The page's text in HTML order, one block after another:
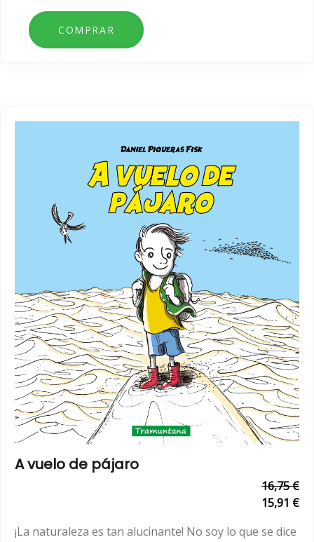
A vuelo de pájaro
16,75 €
15,91 €
¡La naturaleza es tan alucinante! No soy lo que se dice